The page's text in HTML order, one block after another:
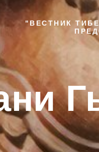
"ВЕСТНИК